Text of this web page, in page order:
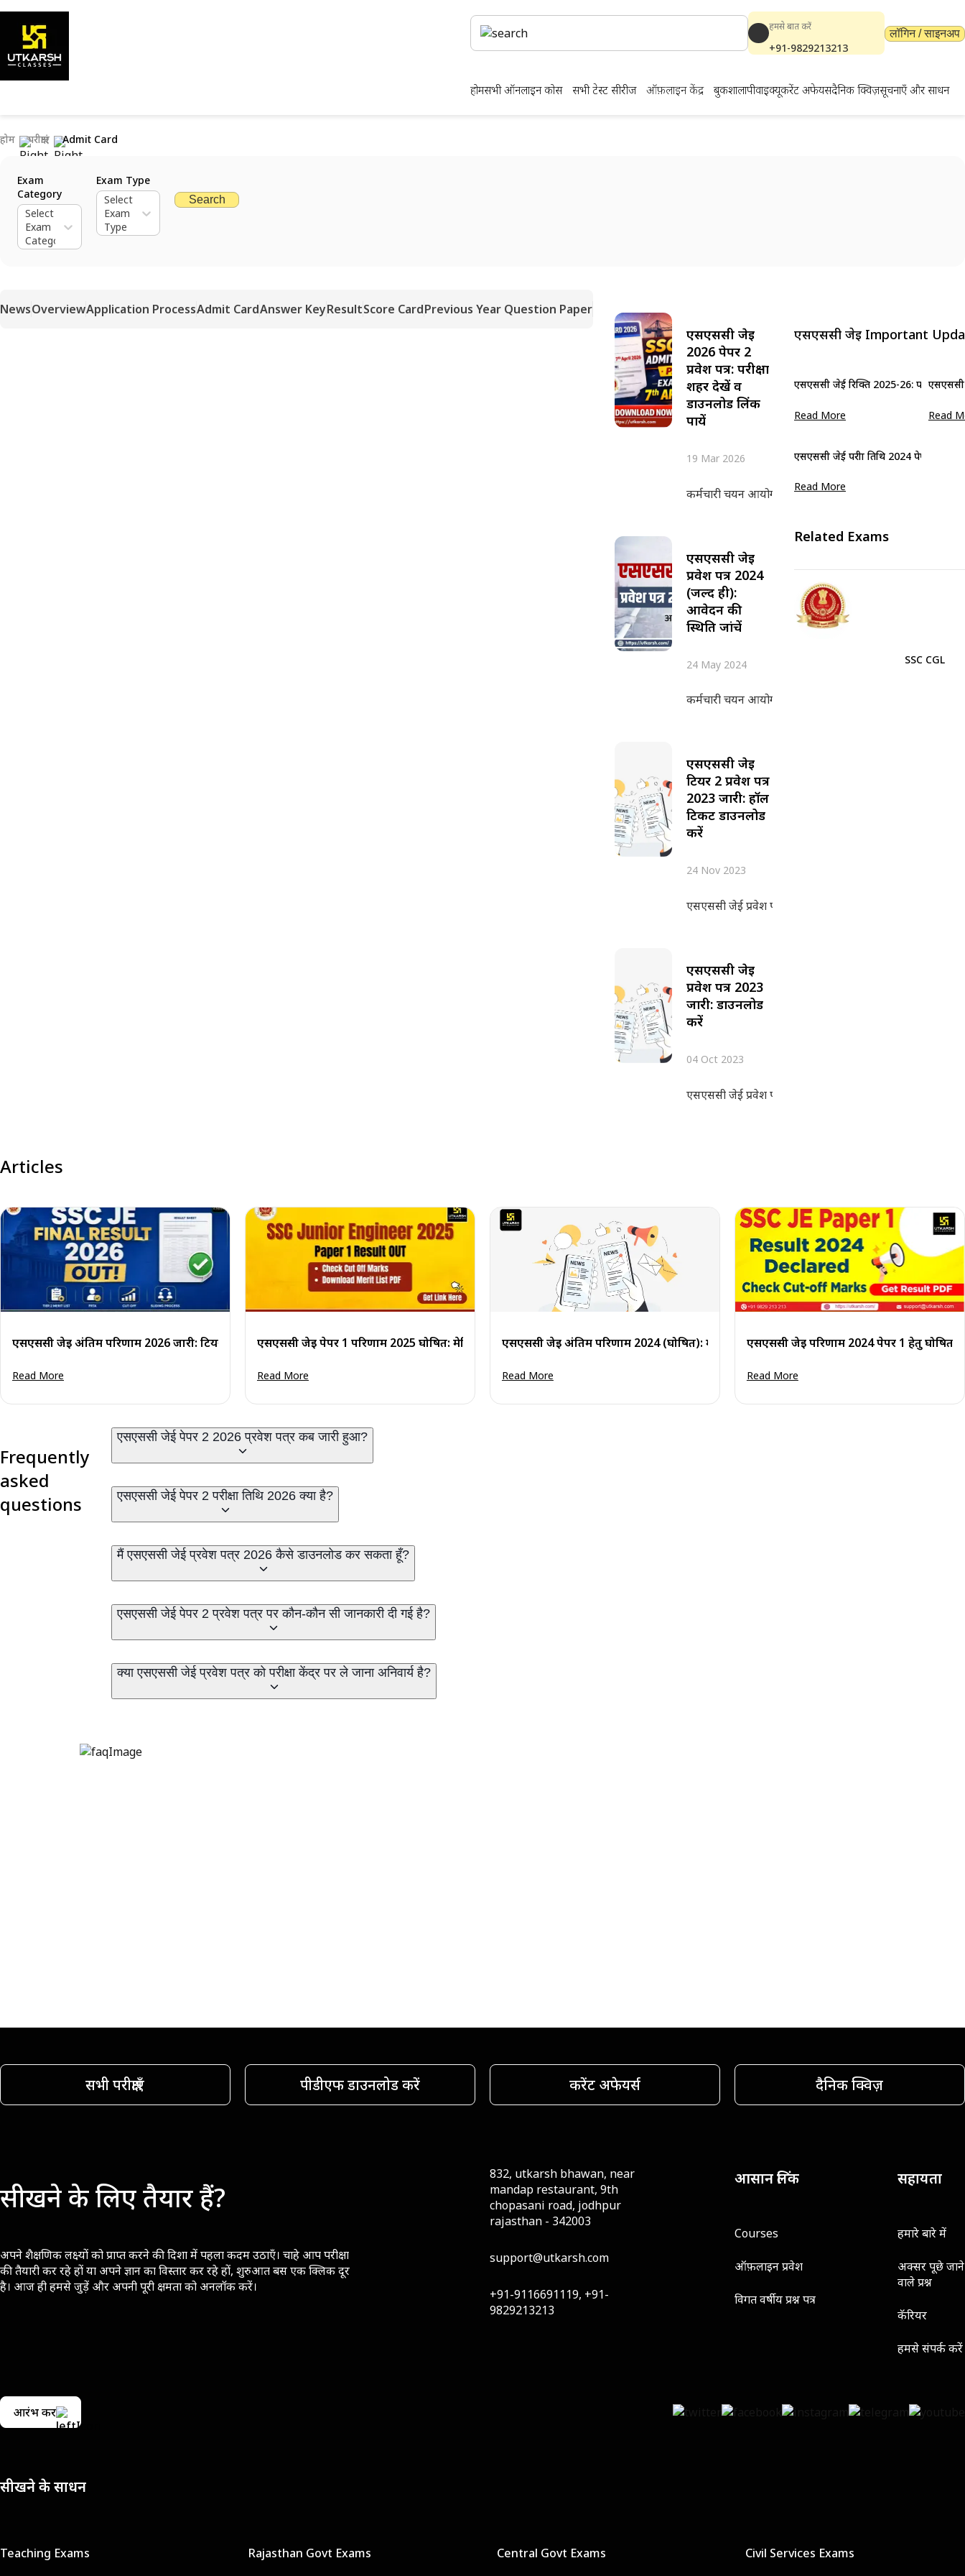
हमसे बात करें
+91-9829213213
लॉगिन / साइनअप
होमसभी ऑनलाइन कोर्स सभी टेस्ट सीरीज ऑफ़लाइन केंद्र बुकशालापीवाईक्यूकरेंट अफेयर्सदैनिक क्विज़सूचनाएँ और साधन
होम परीक्षाएं Admit Card
Exam
Category
Select
Exam
Category
Exam Type
Select
Exam
Type
Search
NewsOverviewApplication ProcessAdmit CardAnswer KeyResultScore CardPrevious Year Question Paper
एसएससी जेई
2026 पेपर 2
प्रवेश पत्र: परीक्षा
शहर देखें व
डाउनलोड लिंक
पायें
19 Mar 2026
कर्मचारी चयन आयोग (एसएससी) द्वारा एसएससी जेई प्रवेश पत्र
एसएससी जेई
प्रवेश पत्र 2024
(जल्द ही):
आवेदन की
स्थिति जांचें
24 May 2024
कर्मचारी चयन आयोग (एसएससी) द्वारा एसएससी जेई प्रवेश पत्र
एसएससी जेई
टियर 2 प्रवेश पत्र
2023 जारी: हॉल
टिकट डाउनलोड
करें
24 Nov 2023
एसएससी जेई प्रवेश पत्र टियर 2 परीक्षा के लिए कर्मचारी चयन आयोग
एसएससी जेई
प्रवेश पत्र 2023
जारी: डाउनलोड
करें
04 Oct 2023
एसएससी जेई प्रवेश पत्र 2023 कर्मचारी चयन आयोग द्वारा अपनी
एसएससी जेई Important
एसएससी जेई रिक्ति 2025-26: पदवार
Read More
एसएससी
Read
एसएससी जेई परीक्षा तिथि 2024 पेपर 2 के
Read More
Related Exams
SSC CGL
Articles
एसएससी जेई अंतिम परिणाम 2026 जारी: टियर 2 मेरिट सूची पीडीएफ, कट-ऑफ एवं एफआरटीए
Read More
एसएससी जेई पेपर 1 परिणाम 2025 घोषित: मेरिट सूची और कट-ऑफ पीडीएफ डाउनलोड करें
Read More
एसएससी जेई अंतिम परिणाम 2024 (घोषित): मेरिट सूची पीडीएफ डाउनलोड करें
Read More
एसएससी जेई परिणाम 2024 पेपर 1 हेतु
Read More
Frequently
asked
questions
एसएससी जेई पेपर 2 2026 प्रवेश पत्र कब जारी हुआ?
एसएससी जेई पेपर 2 परीक्षा तिथि 2026 क्या है?
मैं एसएससी जेई प्रवेश पत्र 2026 कैसे डाउनलोड कर सकता हूँ?
एसएससी जेई पेपर 2 प्रवेश पत्र पर कौन-कौन सी जानकारी दी गई है?
क्या एसएससी जेई प्रवेश पत्र को परीक्षा केंद्र पर ले जाना अनिवार्य है?
सभी परीक्षाएँ पीडीएफ डाउनलोड करें करेंट अफेयर्स दैनिक क्विज़
सीखने के लिए तैयार हैं?
अपने शैक्षणिक लक्ष्यों को प्राप्त करने की दिशा में पहला कदम उठाएँ। चाहे आप परीक्षा
की तैयारी कर रहे हों या अपने ज्ञान का विस्तार कर रहे हों, शुरुआत बस एक क्लिक दूर
है। आज ही हमसे जुड़ें और अपनी पूरी क्षमता को अनलॉक करें।
832, utkarsh bhawan, near
mandap restaurant, 9th
chopasani road, jodhpur
rajasthan - 342003
support@utkarsh.com
+91-9116691119, +91-
9829213213
आसान लिंक
Courses
ऑफ़लाइन प्रवेश
विगत वर्षीय प्रश्न पत्र
सहायता
हमारे बारे में
अक्सर पूछे जाने
वाले प्रश्न
कॅरियर
हमसे संपर्क करें
आरंभ करें
सीखने के साधन
Teaching Exams Rajasthan Govt Exams Central Govt Exams Civil Services Exams